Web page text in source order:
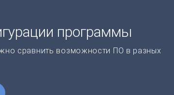
программы
сравнить возможности ПО в разных